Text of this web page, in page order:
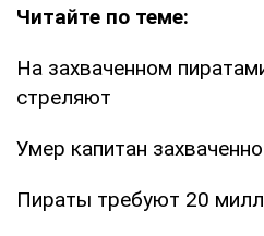
Читайте по теме:
На захваченном
стреляют
Умер капитан
Пираты требуют 20